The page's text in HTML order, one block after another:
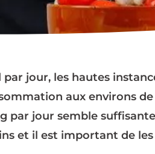
jour, les hautes
aux environs de
par jour semble
et il est important de les